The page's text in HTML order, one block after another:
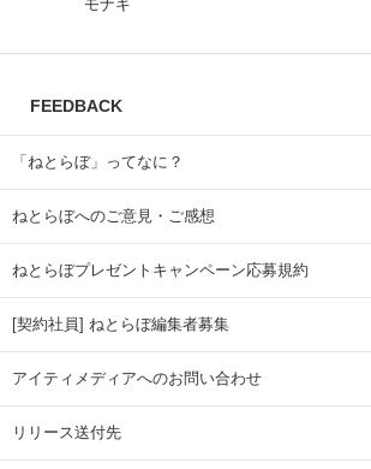
モナキ
FEEDBACK
「ねとらぼ」ってなに？
ねとらぼへのご意見・ご感想